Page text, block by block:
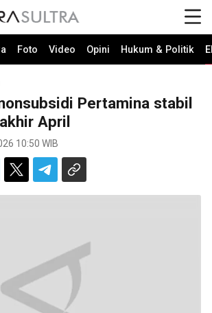
Foto Video Opini Hukum & Politik
Pertamina stabil
April
10:50 WIB